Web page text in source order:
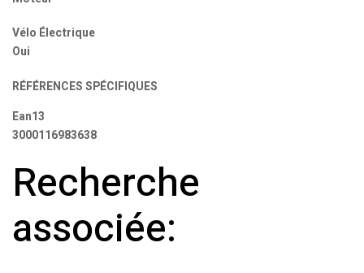
Vélo Électrique
Oui
RÉFÉRENCES SPÉCIFIQUES
Ean13
3000116983638
Recherche
associée: